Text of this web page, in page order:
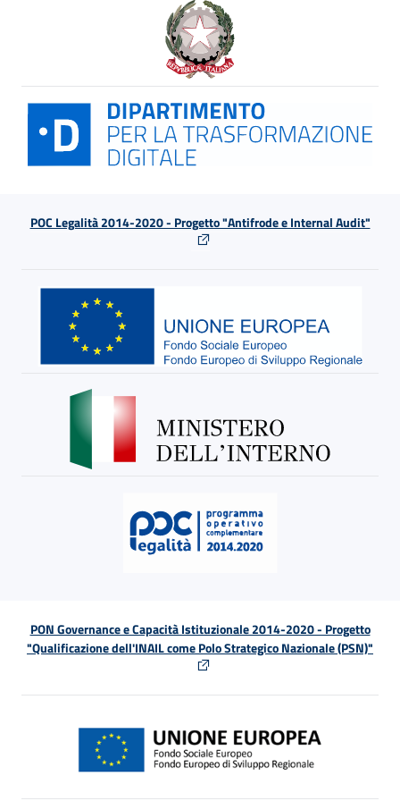
POC Legalità 2014-2020 - Progetto "Antifrode e Internal Audit"
PON Governance e Capacità Istituzionale 2014-2020 - Progetto
"Qualificazione dell'INAIL come Polo Strategico Nazionale (PSN)"